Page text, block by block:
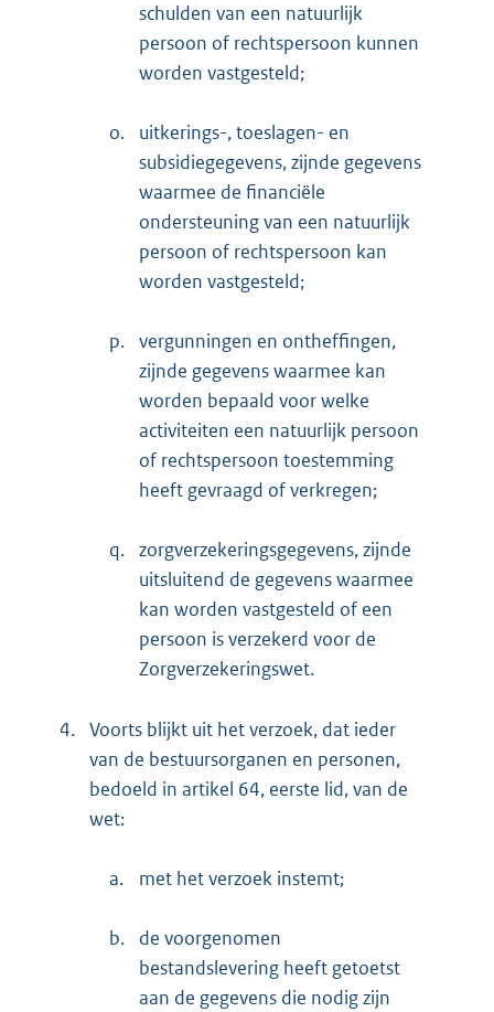
schulden van een natuurlijk
persoon of rechtspersoon kunnen
worden vastgesteld;
o.
uitkerings-, toeslagen- en
subsidiegegevens, zijnde gegevens
waarmee de financiële
ondersteuning van een natuurlijk
persoon of rechtspersoon kan
worden vastgesteld;
p. vergunningen en ontheffingen,
zijnde gegevens waarmee kan
worden bepaald voor welke
activiteiten een natuurlijk persoon
of rechtspersoon toestemming
heeft gevraagd of verkregen;
q. zorgverzekeringsgegevens, zijnde
uitsluitend de gegevens waarmee
kan worden vastgesteld of een
persoon is verzekerd voor de
Zorgverzekeringswet.
4. Voorts blijkt uit het verzoek, dat ieder
van de bestuursorganen en personen,
bedoeld in artikel 64, eerste lid, van de
wet:
a. met het verzoek instemt;
b.
de voorgenomen
bestandslevering heeft getoetst
aan de gegevens die nodig zijn